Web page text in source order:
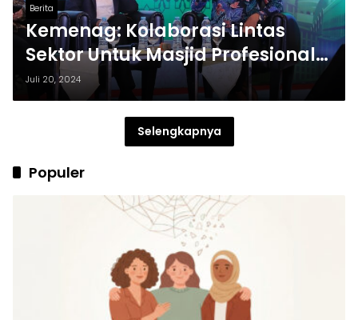
Berita
Kemenag: Kolaborasi Lintas
Sektor Untuk Masjid Profesional
dan Berdaya
Juli 20, 2024
Selengkapnya
Populer